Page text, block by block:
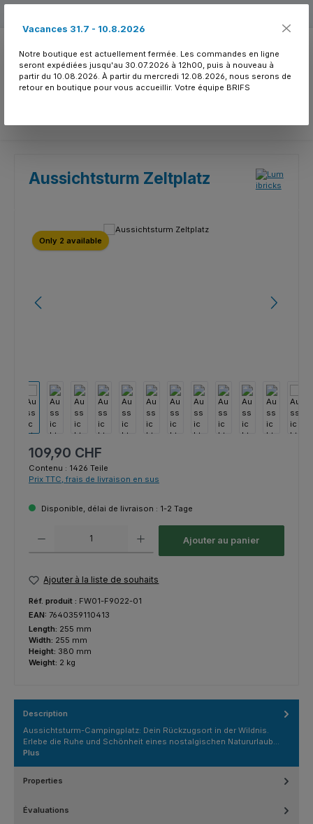
Aussichtsturm Zeltplatz
Ignorer la galerie d'images
Only 2 available
Prix régulier :
109,90 CHF
Contenu : 1426 Teile
Prix TTC, frais de livraison en sus
Disponible, délai de livraison : 1-2 Tage
Ajouter au panier
Ajouter à la liste de souhaits
Réf. produit : FW01-F9022-01
EAN: 7640359110413
Length: 255 mm
Width: 255 mm
Height: 380 mm
Weight: 2 kg
Description
Aussichtsturm-Campingplatz: Dein Rückzugsort in der Wildnis.
Erlebe die Ruhe und Schönheit eines nostalgischen Natururlaub…
Plus
Properties
Évaluations
Vacances 31.7 - 10.8.2026
Notre boutique est actuellement fermée. Les commandes en ligne
seront expédiées jusqu'au 30.07.2026 à 12h00, puis à nouveau à
partir du 10.08.2026. À partir du mercredi 12.08.2026, nous serons de
retour en boutique pour vous accueillir. Votre équipe BRIFS